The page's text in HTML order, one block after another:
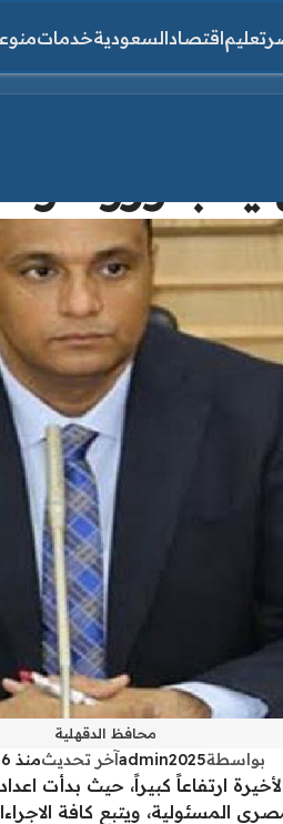
تعليماقتصادالسعوديةخدمات
محافظ الدقهلية
بواسطةadmin2025آخر تحديثمنذ 6 سنوات
المسئولية، ويتبع كافة